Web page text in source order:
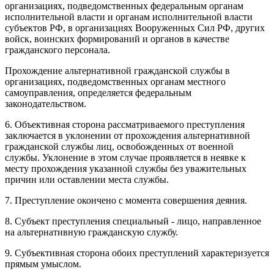
организациях, подведомственных федеральным органам
исполнительной власти и органам исполнительной власти
субъектов РФ, в организациях Вооруженных Сил РФ, других
войск, воинских формирований и органов в качестве
гражданского персонала.
Прохождение альтернативной гражданской службы в
организациях, подведомственных органам местного
самоуправления, определяется федеральным
законодательством.
6. Объективная сторона рассматриваемого преступления
заключается в уклонении от прохождения альтернативной
гражданской службы лиц, освобожденных от военной
службы. Уклонение в этом случае проявляется в неявке к
месту прохождения указанной службы без уважительных
причин или оставлении места службы.
7. Преступление окончено с момента совершения деяния.
8. Субъект преступления специальный - лицо, направленное
на альтернативную гражданскую службу.
9. Субъективная сторона обоих преступлений характеризуется
прямым умыслом.